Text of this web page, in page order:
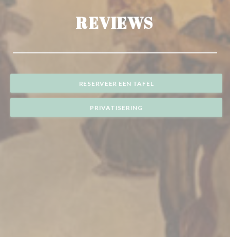
REVIEWS
RESERVEER EEN TAFEL
PRIVATISERING